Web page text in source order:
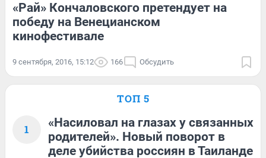
«Рай» Кончаловского претендует на
победу на Венецианском
кинофестивале
9 сентября, 2016, 15:12 166 Обсудить
ТОП 5
1
«Насиловал на глазах у связанных
родителей». Новый поворот в
деле убийства россиян в Таиланде